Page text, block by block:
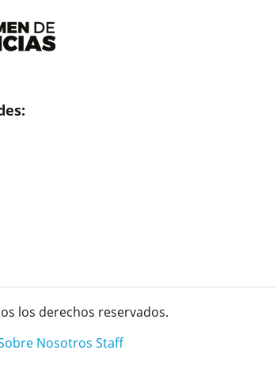
los derechos reservados.
Nosotros Staff